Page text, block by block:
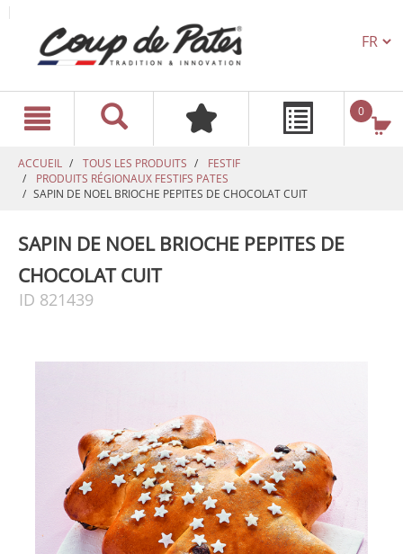
0
ACCUEIL TOUS LES PRODUITS
FESTIF
PRODUITS RÉGIONAUX FESTIFS PATES
SAPIN DE NOEL BRIOCHE PEPITES DE CHOCOLAT CUIT
SAPIN DE NOEL BRIOCHE PEPITES DE
CHOCOLAT CUIT
ID 821439